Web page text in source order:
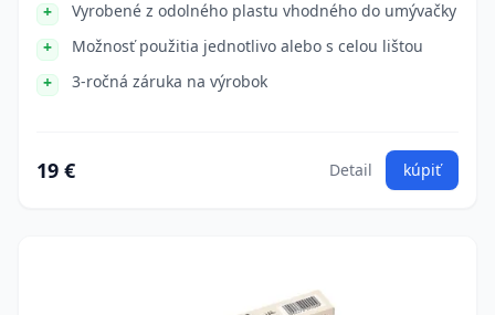
Vyrobené z odolného plastu vhodného do umývačky
Možnosť použitia jednotlivo alebo s celou lištou
3-ročná záruka na výrobok
19 € Detail kúpiť